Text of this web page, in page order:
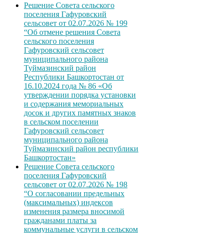
Решение Совета сельского
поселения Гафуровский
сельсовет от 02.07.2026 № 199
“Об отмене решения Совета
сельского поселения
Гафуровский сельсовет
муниципального района
Туймазинский район
Республики Башкортостан от
16.10.2024 года № 86 «Об
утверждении порядка установки
и содержания мемориальных
досок и других памятных знаков
в сельском поселении
Гафуровский сельсовет
муниципального района
Туймазинский район республики
Башкортостан»
Решение Совета сельского
поселения Гафуровский
сельсовет от 02.07.2026 № 198
“О согласовании предельных
(максимальных) индексов
изменения размера вносимой
гражданами платы за
коммунальные услуги в сельском